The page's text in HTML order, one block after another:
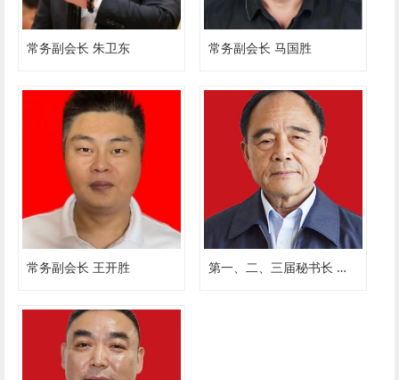
常务副会长 朱卫东 常务副会长 马国胜
常务副会长 王开胜 第一、二、三届秘书长 罗祥先